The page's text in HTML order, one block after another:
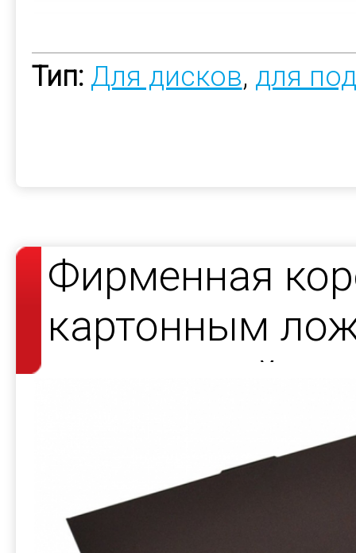
Тип: Для дисков, для
Фирменная
картонным
настольной